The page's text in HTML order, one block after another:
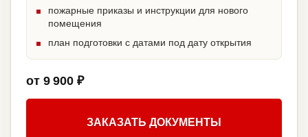
пожарные приказы и инструкции для нового
помещения
план подготовки с датами под дату открытия
от 9 900 ₽
ЗАКАЗАТЬ ДОКУМЕНТЫ